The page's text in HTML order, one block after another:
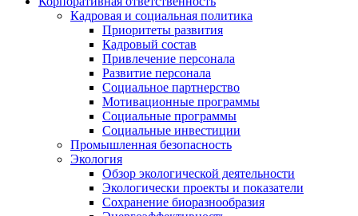
Кадровая и социальная политика
Приоритеты развития
Кадровый состав
Привлечение персонала
Развитие персонала
Социальное партнерство
Мотивационные программы
Социальные программы
Социальные инвестиции
Промышленная безопасность
Экология
Обзор экологической деятельности
Экологически проекты и показатели
Сохранение биоразнообразия